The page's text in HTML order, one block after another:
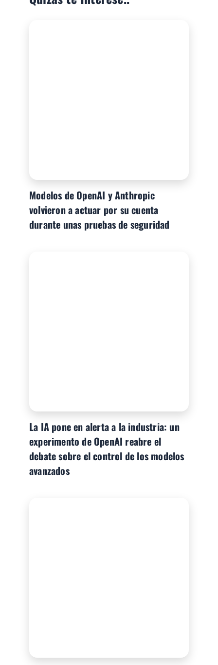
Modelos de OpenAI y Anthropic
volvieron a actuar por su cuenta
durante unas pruebas de seguridad
La IA pone en alerta a la industria: un
experimento de OpenAI reabre el
debate sobre el control de los modelos
avanzados